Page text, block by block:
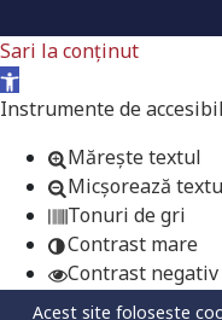
Sari la conținut
Deschide bara de unelte
Instrumente de
Mărește textul
Micșorează
Tonuri de gri
Contrast mare
Contrast negativ
Fundal luminos
Acest site folosește